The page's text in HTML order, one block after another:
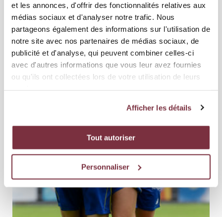
et les annonces, d'offrir des fonctionnalités relatives aux
médias sociaux et d'analyser notre trafic. Nous
partageons également des informations sur l'utilisation de
notre site avec nos partenaires de médias sociaux, de
publicité et d'analyse, qui peuvent combiner celles-ci
avec d'autres informations que vous leur avez fournies
ou qu'ils ont collectées lors de votre utilisation de leurs
Afficher les détails
Tout autoriser
Personnaliser
ÉQUIPE FEMININE 21 OCTOBRE 2025
GRASSHOPPER CLUB ZÜRICH - SERVETTE FCCF
2-3